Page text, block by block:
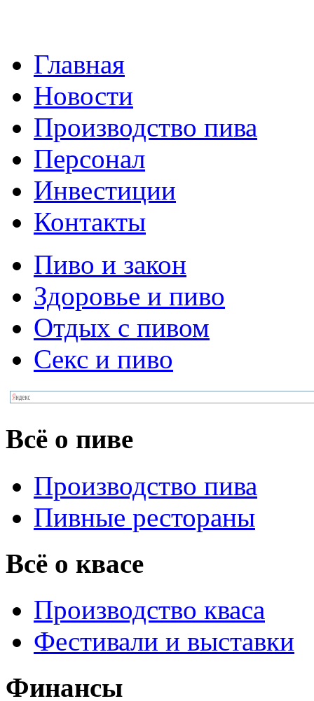
Главная
Новости
Производство пива
Персонал
Инвестиции
Контакты
Пиво и закон
Здоровье и пиво
Отдых с пивом
Секс и пиво
Всё о пиве
Производство пива
Пивные рестораны
Всё о квасе
Производство кваса
Фестивали и выставки
Финансы